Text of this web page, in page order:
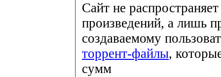
Сайт не
произведений, а лишь
создаваемому
торрент-файлы,
сумм